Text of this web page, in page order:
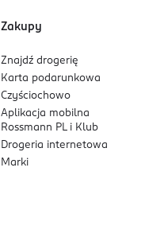
Zakupy
Znajdź drogerię
Karta podarunkowa
Czyściochowo
Aplikacja mobilna
Rossmann PL i Klub
Drogeria internetowa
Marki